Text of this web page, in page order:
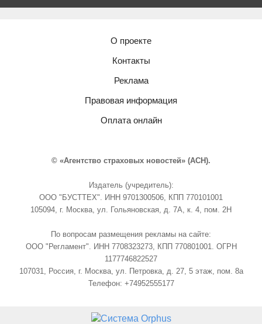
О проекте
Контакты
Реклама
Правовая информация
Оплата онлайн
© «Агентство страховых новостей» (АСН).
Издатель (учредитель):
ООО "БУСТТЕХ". ИНН 9701300506, КПП 770101001
105094, г. Москва, ул. Гольяновская, д. 7А, к. 4, пом. 2Н
По вопросам размещения рекламы на сайте:
ООО "Регламент". ИНН 7708323273, КПП 770801001. ОГРН
1177746822527
107031, Россия, г. Москва, ул. Петровка, д. 27, 5 этаж, пом. 8а
Телефон: +74952555177